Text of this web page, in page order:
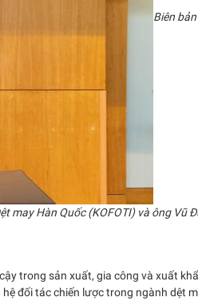
Biên
may Hàn Quốc (KOFOTI) và ông Vũ
trong sản xuất, gia công và xuất
đối tác chiến lược trong ngành dệt